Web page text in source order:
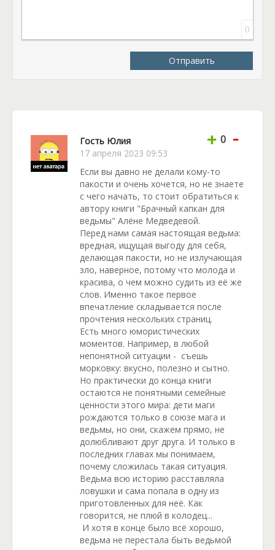
Читателей ждет оригинальная история в стиле
бытового фэнтези, которая не лишена интриг и
острых событий. Легкая юмористическая книга,
0
Отправить
Гость Юлия
17 апреля 2023 09:53
+ 0 -
Если вы давно не делали кому-то
пакости и очень хочется, но не знаете
с чего начать, то стоит обратиться к
автору книги "Брачный капкан для
ведьмы" Алёне Медведевой.
Перед нами самая настоящая ведьма:
вредная, ищущая выгоду для себя,
делающая пакости, но не излучающая
зло, наверное, потому что молода и
красива, о чем можно судить из её же
слов. Именно такое первое
впечатление складывается после
прочтения нескольких страниц.
Есть много юмористических
моментов. Например, в любой
непонятной ситуации - съешь
морковку: вкусно, полезно и сытно.
Но практически до конца книги
остаются не понятными семейные
ценности этого мира: дети маги
рождаются только в союзе мага и
ведьмы, но они, скажем прямо, не
долюбливают друг друга. И только в
последних главах мы понимаем,
почему сложилась такая ситуация.
Ведьма всю историю расставляла
ловушки и сама попала в одну из
приготовленных для неё. Как
говорится, не плюй в колодец...
И хотя в конце было всё хорошо,
ведьма не перестала быть ведьмой